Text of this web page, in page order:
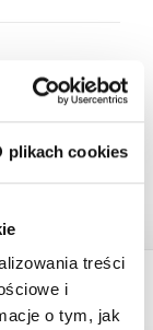
plikach cookies
treści
i
o tym, jak
GRYS
MAT